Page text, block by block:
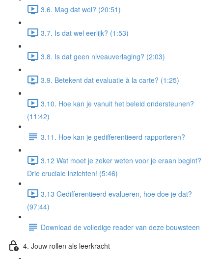
3.6. Mag dat wel? (20:51)
3.7. Is dat wel eerlijk? (1:53)
3.8. Is dat geen niveauverlaging? (2:03)
3.9. Betekent dat evaluatie à la carte? (1:25)
3.10. Hoe kan je vanuit het beleid ondersteunen?
(11:42)
3.11. Hoe kan je gedifferentieerd rapporteren?
3.12 Wat moet je zeker weten voor je eraan begint?
Drie cruciale inzichten! (5:46)
3.13 Gedifferentieerd evalueren, hoe doe je dat?
(97:44)
Download de volledige reader van deze bouwsteen
4. Jouw rollen als leerkracht